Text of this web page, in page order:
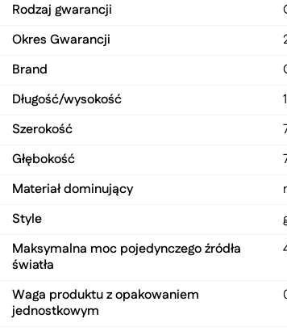
Rodzaj gwarancji
Okres Gwarancji
Brand
Długość/wysokość
1
Szerokość
Głębokość
Materiał dominujący
Style
Maksymalna moc pojedynczego źródła
światła
Waga produktu z opakowaniem
jednostkowym